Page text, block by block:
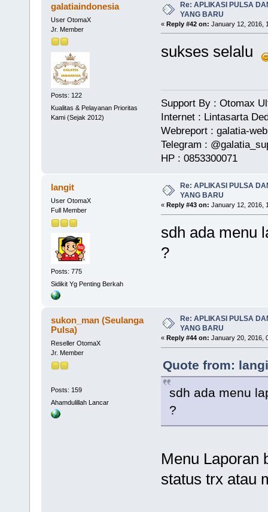
galatiaindonesia
User OtomaX
Jr. Member
Posts: 122
Kualitas & Pelayanan Prioritas
Kami (Sejak 2012)
Re: APLIKASI PULSA
YANG BARU
« Reply #42 on: January 12, 2016,
sukses selalu
Support By : Otomax
Internet : Lintasarta
Webreport : galatia-
Telegram :
HP : 0853300071
langit
User OtomaX
Full Member
Posts: 775
Sidikit Yg Penting Berkah
Re: APLIKASI PULSA
YANG BARU
« Reply #43 on: January 12, 2016,
sdh ada menu
?
sukon_man (Seulanga
Pulsa)
Reseller OtomaX
Jr. Member
Posts: 159
Ahamdulillah Lancar
Re: APLIKASI PULSA
YANG BARU
« Reply #44 on: January 20, 2016,
Quote from:
sdh ada menu
?
Menu Laporan
status trx atau